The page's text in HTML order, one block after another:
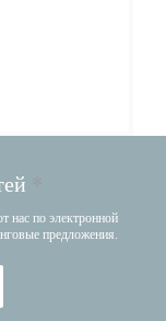
*
нас по электронной
предложения.